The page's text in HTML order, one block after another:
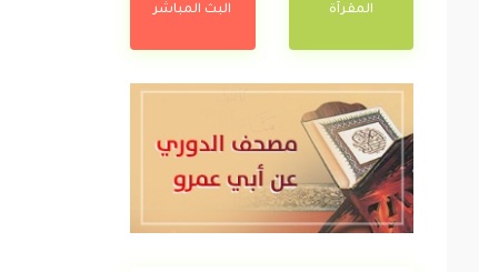
المقرآة البث المباشر